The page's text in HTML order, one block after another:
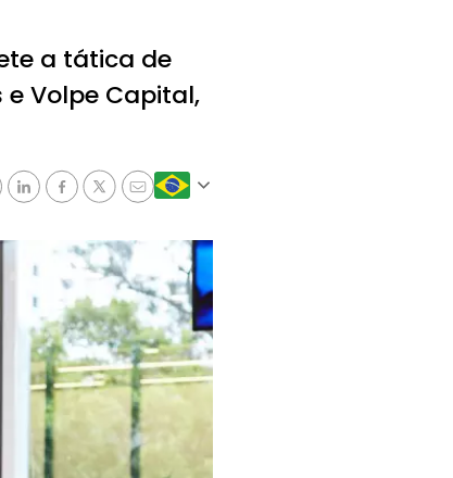
a tática de
Volpe Capital,